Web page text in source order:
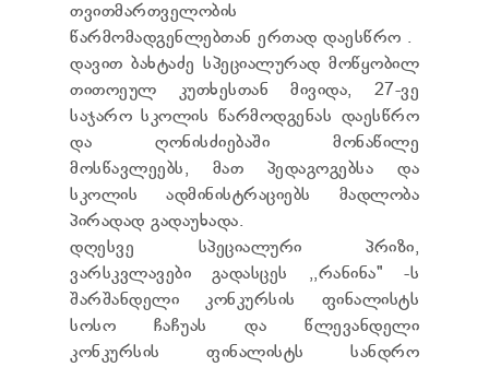
თვითმართველობის
წარმომადგენლებთან ერთად დაესწრო .
დავით ბახტაძე სპეციალურად მოწყობილ
თითოეულ კუთხესთან მივიდა, 27-ვე
საჯარო სკოლის წარმოდგენას დაესწრო
და ღონისძიებაში მონაწილე
მოსწავლეებს, მათ პედაგოგებსა და
სკოლის ადმინისტრაციებს მადლობა
პირადად გადაუხადა.
დღესვე სპეციალური პრიზი,
ვარსკვლავები გადასცეს ,,რანინა" -ს
შარშანდელი კონკურსის ფინალისტს
სოსო ჩაჩუას და წლევანდელი
კონკურსის ფინალისტს სანდრო